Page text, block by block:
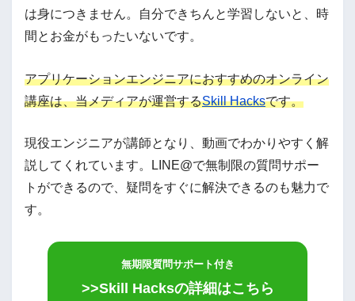
は身につきません。自分できちんと学習しないと、時
間とお金がもったいないです。
アプリケーションエンジニアにおすすめのオンライン
講座は、当メディアが運営するSkill Hacksです。
現役エンジニアが講師となり、動画でわかりやすく解
説してくれています。LINE@で無制限の質問サポー
トができるので、疑問をすぐに解決できるのも魅力で
す。
無期限質問サポート付き
>>Skill Hacksの詳細はこちら